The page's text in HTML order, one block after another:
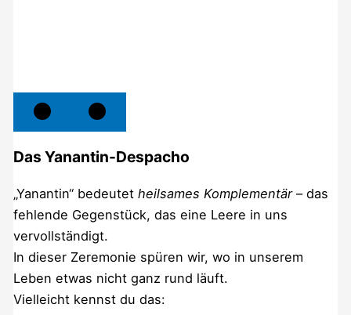
Das Yanantin-Despacho
„Yanantin“ bedeutet heilsames Komplementär– das
fehlende Gegenstück, das eine Leere in uns
vervollständigt.
In dieser Zeremonie spüren wir, wo in unserem
Leben etwas nicht ganz rund läuft.
Vielleicht kennst du das: